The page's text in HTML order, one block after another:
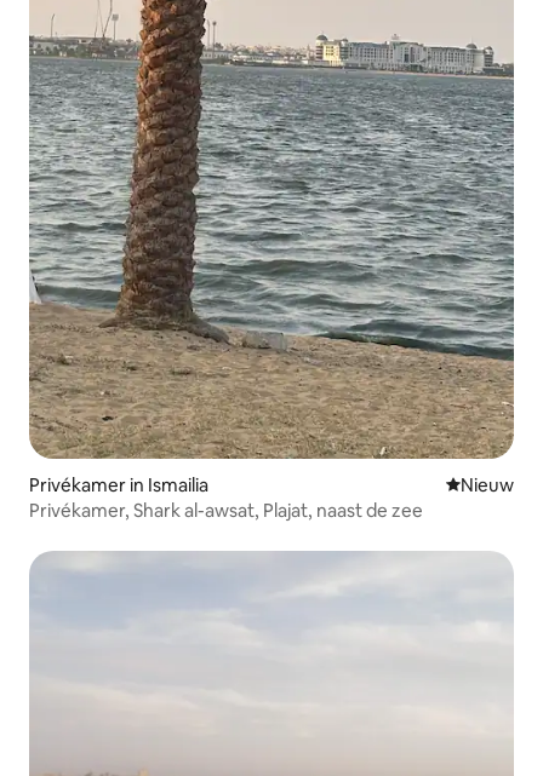
Privékamer in Ismailia Nieuwe
Nieuw
Privékamer, Shark al-awsat, Plajat, naast de zee